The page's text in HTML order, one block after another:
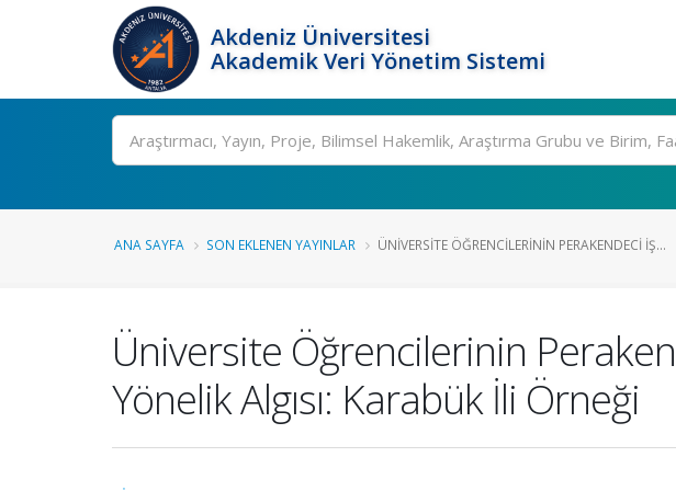
Akdeniz Üniversitesi
Akademik Veri Yönetim Sistemi
Ara
ANA SAYFA SON EKLENEN YAYINLAR ÜNIVERSITE ÖĞRENCILERININ PERAKENDECI İŞ...
Üniversite Öğrencilerinin
Yönelik Algısı: Karabük İli Örneği